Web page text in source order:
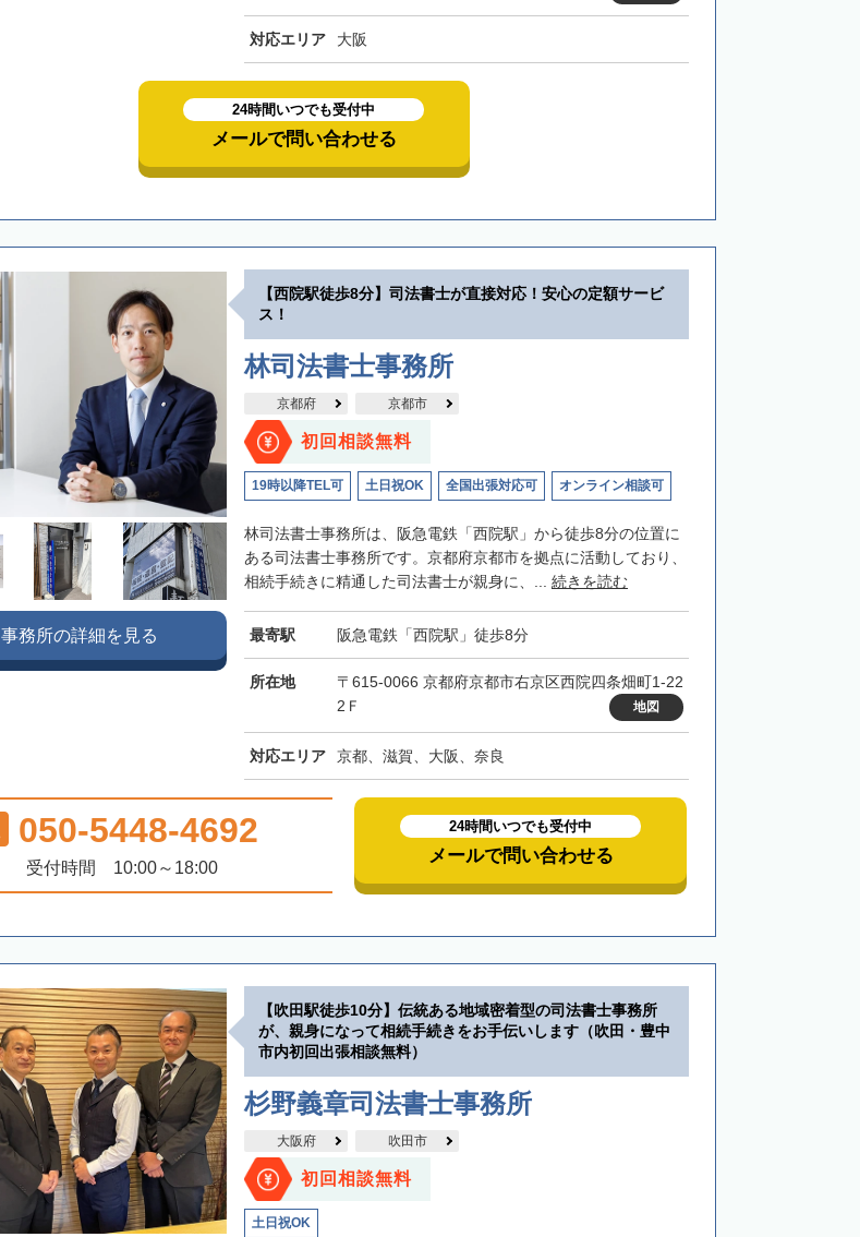
対応エリア 大阪
24時間いつでも受付中
メールで問い合わせる
【西院駅徒歩8分】司法書士が直接対応！安心の定額サービ
ス！
林司法書士事務所
京都府 京都市
初回相談無料
19時以降TEL可 土日祝OK 全国出張対応可 オンライン相談可
林司法書士事務所は、阪急電鉄「西院駅」から徒歩8分の位置に
ある司法書士事務所です。京都府京都市を拠点に活動しており、
相続手続きに精通した司法書士が親身に、... 続きを読む
最寄駅 阪急電鉄「西院駅」徒歩8分
所在地
〒615-0066 京都府京都市右京区西院四条畑町1-22
2Ｆ
地図
対応エリア 京都、滋賀、大阪、奈良
事務所の詳細を見る
050-5448-4692
受付時間 10:00～18:00
24時間いつでも受付中
メールで問い合わせる
【吹田駅徒歩10分】伝統ある地域密着型の司法書士事務所
が、親身になって相続手続きをお手伝いします（吹田・豊中
市内初回出張相談無料）
杉野義章司法書士事務所
大阪府 吹田市
初回相談無料
土日祝OK